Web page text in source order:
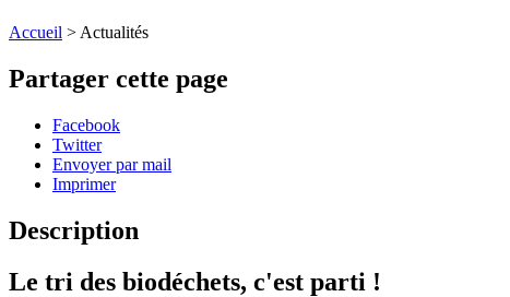
Accueil > Actualités
Partager cette page
Facebook
Twitter
Envoyer par mail
Imprimer
Description
Le tri des biodéchets, c'est parti !